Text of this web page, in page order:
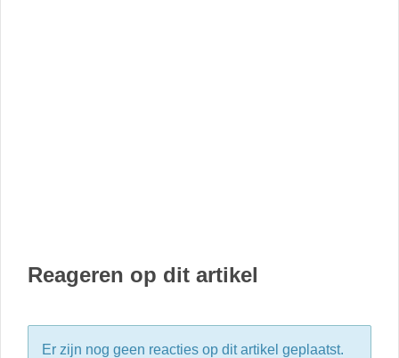
Reageren op dit artikel
Er zijn nog geen reacties op dit artikel geplaatst.